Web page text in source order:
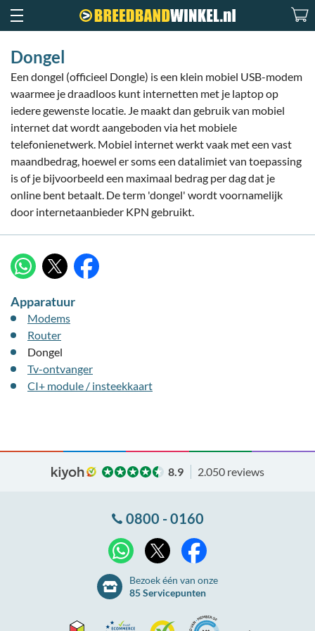
Dongel
Een dongel (officieel Dongle) is een klein mobiel USB-modem
waarmee je draadloos kunt internetten met je laptop op
iedere gewenste locatie. Je maakt dan gebruik van mobiel
internet dat wordt aangeboden via het mobiele
telefonienetwerk. Mobiel internet werkt vaak met een vast
maandbedrag, hoewel er soms een datalimiet van toepassing
is of je bijvoorbeeld een maximaal bedrag per dag dat je
online bent betaalt. De term 'dongel' wordt voornamelijk
door internetaanbieder KPN gebruikt.
Apparatuur
Modems
Router
Dongel
Tv-ontvanger
CI+ module / insteekkaart
8.9 2.050 reviews
0800 - 0160
WhatsApp
Bezoek één van onze
85 Servicepunten